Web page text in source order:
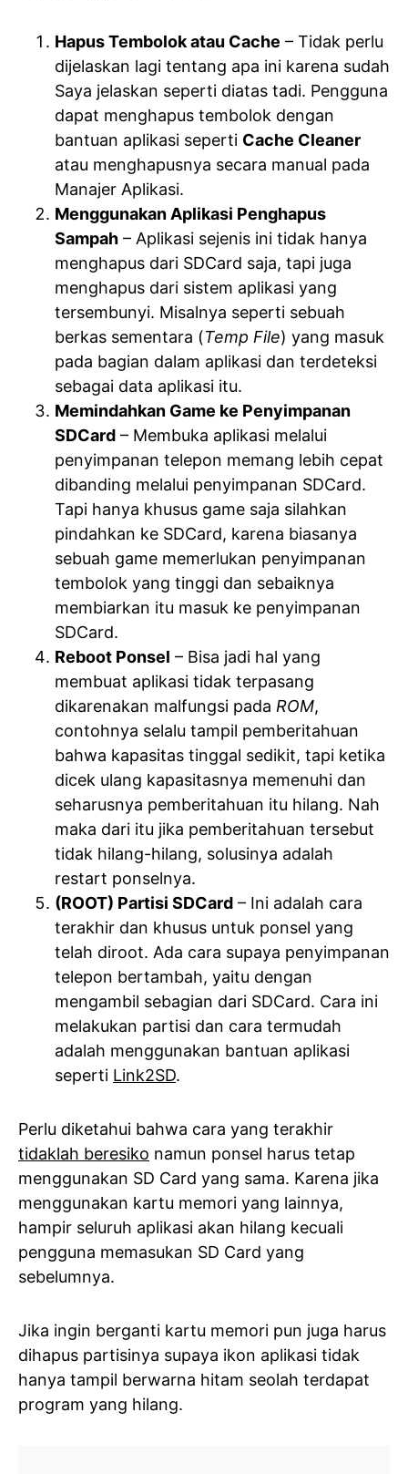
Hapus Tembolok atau Cache – Tidak perlu
dijelaskan lagi tentang apa ini karena sudah
Saya jelaskan seperti diatas tadi. Pengguna
dapat menghapus tembolok dengan
bantuan aplikasi seperti Cache Cleaner
atau menghapusnya secara manual pada
Manajer Aplikasi.
Menggunakan Aplikasi Penghapus
Sampah – Aplikasi sejenis ini tidak hanya
menghapus dari SDCard saja, tapi juga
menghapus dari sistem aplikasi yang
tersembunyi. Misalnya seperti sebuah
berkas sementara (Temp File) yang masuk
pada bagian dalam aplikasi dan terdeteksi
sebagai data aplikasi itu.
Memindahkan Game ke Penyimpanan
SDCard – Membuka aplikasi melalui
penyimpanan telepon memang lebih cepat
dibanding melalui penyimpanan SDCard.
Tapi hanya khusus game saja silahkan
pindahkan ke SDCard, karena biasanya
sebuah game memerlukan penyimpanan
tembolok yang tinggi dan sebaiknya
membiarkan itu masuk ke penyimpanan
SDCard.
Reboot Ponsel – Bisa jadi hal yang
membuat aplikasi tidak terpasang
dikarenakan malfungsi pada ROM,
contohnya selalu tampil pemberitahuan
bahwa kapasitas tinggal sedikit, tapi ketika
dicek ulang kapasitasnya memenuhi dan
seharusnya pemberitahuan itu hilang. Nah
maka dari itu jika pemberitahuan tersebut
tidak hilang-hilang, solusinya adalah
restart ponselnya.
(ROOT) Partisi SDCard – Ini adalah cara
terakhir dan khusus untuk ponsel yang
telah diroot. Ada cara supaya penyimpanan
telepon bertambah, yaitu dengan
mengambil sebagian dari SDCard. Cara ini
melakukan partisi dan cara termudah
adalah menggunakan bantuan aplikasi
seperti Link2SD.
Perlu diketahui bahwa cara yang terakhir
tidaklah beresiko namun ponsel harus tetap
menggunakan SD Card yang sama. Karena jika
menggunakan kartu memori yang lainnya,
hampir seluruh aplikasi akan hilang kecuali
pengguna memasukan SD Card yang
sebelumnya.
Jika ingin berganti kartu memori pun juga harus
dihapus partisinya supaya ikon aplikasi tidak
hanya tampil berwarna hitam seolah terdapat
program yang hilang.